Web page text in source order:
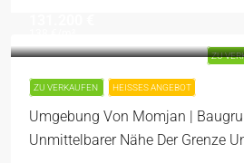
ZU
ZU VERKAUFEN HEISSES ANGEBOT
Umgebung Von Momjan |
Unmittelbarer Nähe Der Grenze